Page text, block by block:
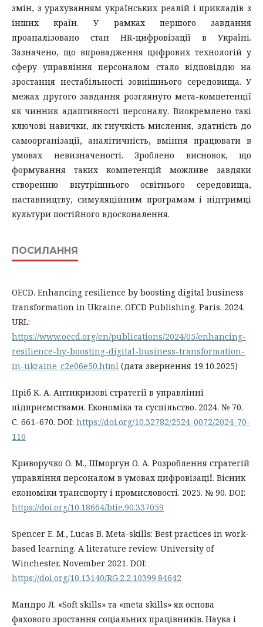
змін, з урахуванням українських реалій і прикладів з
інших країн. У рамках першого завдання
проаналізовано стан HR-цифровізації в Україні.
Зазначено, що впровадження цифрових технологій у
сферу управління персоналом стало відповіддю на
зростання нестабільності зовнішнього середовища. У
межах другого завдання розглянуто мета-компетенції
як чинник адаптивності персоналу. Виокремлено такі
ключові навички, як гнучкість мислення, здатність до
самоорганізації, аналітичність, вміння працювати в
умовах невизначеності. Зроблено висновок, що
формування таких компетенцій можливе завдяки
створенню внутрішнього освітнього середовища,
наставництву, симуляційним програмам і підтримці
культури постійного вдосконалення.
ПОСИЛАННЯ
OECD. Enhancing resilience by boosting digital business
transformation in Ukraine. OECD Publishing. Paris. 2024.
URL:
https://www.oecd.org/en/publications/2024/05/enhancing-
resilience-by-boosting-digital-business-transformation-
in-ukraine_c2e06e50.html (дата звернення 19.10.2025)
Пріб К. А. Антикризові стратегії в управлінні
підприємствами. Економіка та суспільство. 2024. № 70.
С. 661–670. DOI: https://doi.org/10.32782/2524-0072/2024-70-
116
Криворучко О. М., Шморгун О. А. Розроблення стратегій
управління персоналом в умовах цифровізації. Вісник
економіки транспорту і промисловості. 2025. № 90. DOI:
https://doi.org/10.18664/btie.90.337059
Spencer E. M., Lucas B. Meta-skills: Best practices in work-
based learning. A literature review. University of
Winchester. November 2021. DOI:
https://doi.org/10.13140/RG.2.2.10399.84642
Мандро Л. «Soft skills» та «meta skills» як основа
фахового зростання соціальних працівників. Наука і